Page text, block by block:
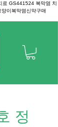
료 GS441524 복막염 치
이복막염신약구매
정